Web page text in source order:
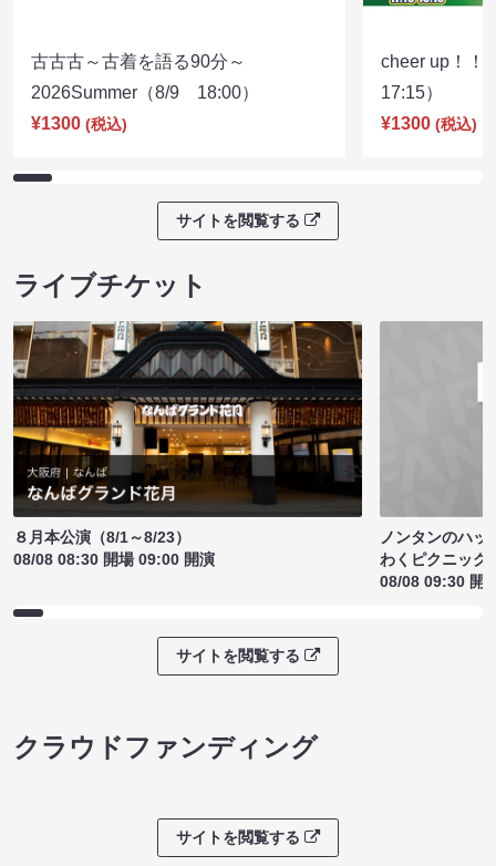
古古古～古着を語る90分～
2026Summer（8/9 18:00）
¥1300 (税込)
cheer up！
17:15）
¥1300 (税込)
サイトを閲覧する
ライブチケット
８月本公演（8/1～8/23）
08/08 08:30 開場 09:00 開演
ノンタンのハッ
わくピクニック
08/08 09:30 開
サイトを閲覧する
クラウドファンディング
サイトを閲覧する